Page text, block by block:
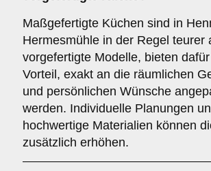
Maßgefertigte Küchen sind in
Hermesmühle in der Regel teurer
vorgefertigte Modelle, bieten
Vorteil, exakt an die räumlichen
und persönlichen Wünsche
werden. Individuelle Planungen
hochwertige Materialien können
zusätzlich erhöhen.